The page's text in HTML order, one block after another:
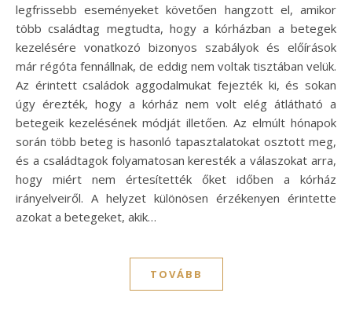
legfrissebb eseményeket követően hangzott el, amikor
több családtag megtudta, hogy a kórházban a betegek
kezelésére vonatkozó bizonyos szabályok és előírások
már régóta fennállnak, de eddig nem voltak tisztában velük.
Az érintett családok aggodalmukat fejezték ki, és sokan
úgy érezték, hogy a kórház nem volt elég átlátható a
betegeik kezelésének módját illetően. Az elmúlt hónapok
során több beteg is hasonló tapasztalatokat osztott meg,
és a családtagok folyamatosan keresték a válaszokat arra,
hogy miért nem értesítették őket időben a kórház
irányelveiről. A helyzet különösen érzékenyen érintette
azokat a betegeket, akik…
TOVÁBB